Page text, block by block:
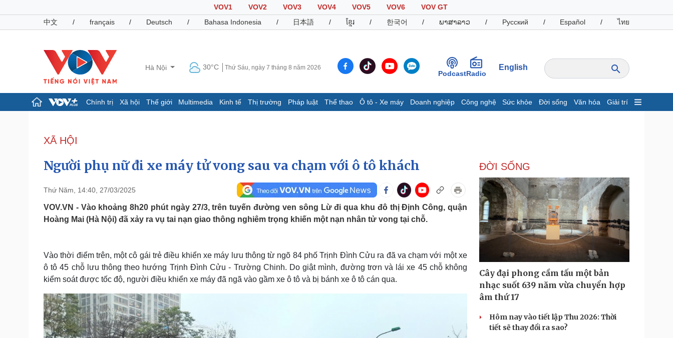
VOV1 VOV2 VOV3 VOV4 VOV5 VOV6
VOV GT
中文
/ français / Deutsch / Bahasa Indonesia / 日本語 / ខ្មែរ / 한국어 / ພາສາລາວ / Русский / Español / ไทย
Hà Nội 30°C Thứ Sáu, ngày 7 tháng 8 năm 2026
PodcastRadio
English
Chính trị Xã hội Thế giới Multimedia Kinh tế Thị trường Pháp luật Thể thao Ô tô - Xe máy Doanh nghiệp Công nghệ Sức khỏe Đời sống Văn hóa Giải trí
Đảng
Tổ chức nhân sự
Nhận diện sự thật
Dấu ấn VOV
Infographic
Giá cà phê
Pháp luật
Vụ án
Quân sự - Quốc phòng
Vũ khí
Thể thao
Bóng đá
eSports
Hậu trường
Ô tô - Xe máy
Ô tô
Doanh nghiệp
Thông tin doanh nghiệp
Doanh nghiệp 24h
Doanh nhân
Vì cộng đồng
Công nghệ
Sành điệu
Tin Công nghệ
Trải nghiệm
Chuyển đổi số
Sức khỏe
Cây thuốc
Sản phụ khoa
Nhi khoa
Nam khoa
Đời sống
Blog
Tình yêu - Gia đình
Văn hóa
Giải trí
Podcast
Câu chuyện thời sự
Cửa sổ tình yêu
Kể chuyện cho bé
XÃ HỘI
Người phụ nữ đi xe máy tử vong sau va chạm với ô tô khách
Thứ Năm, 14:40, 27/03/2025
VOV.VN - Vào khoảng 8h20 phút ngày 27/3, trên tuyến đường ven sông Lừ đi qua khu đô thị Định Công, quận
Hoàng Mai (Hà Nội) đã xảy ra vụ tai nạn giao thông nghiêm trọng khiến một nạn nhân tử vong tại chỗ.
Vào thời điểm trên, một cô gái trẻ điều khiển xe máy lưu thông từ ngõ 84 phố Trịnh Đình Cửu ra đã va chạm với một xe
ô tô 45 chỗ lưu thông theo hướng Trịnh Đình Cửu - Trường Chinh. Do giật mình, đường trơn và lái xe 45 chỗ không
kiểm soát được tốc độ, người điều khiển xe máy đã ngã vào gầm xe ô tô và bị bánh xe ô tô cán qua.
ĐỜI SỐNG
Cây đại phong cầm tấu một bản
nhạc suốt 639 năm vừa chuyển hợp
âm thứ 17
Hôm nay vào tiết lập Thu 2026: Thời
tiết sẽ thay đổi ra sao?